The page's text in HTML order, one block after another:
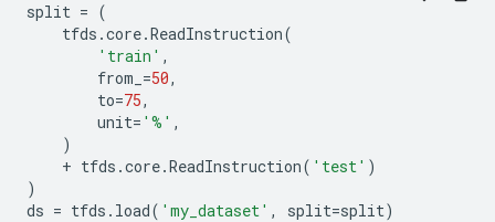
split = (
tfds .core.ReadInstruction(
'train' ,
from_ =50,
to=75,
unit= '%' ,
)
+ tfds .core.ReadInstruction( 'test' )
)
ds = tfds . load( 'my_dataset' , split=split)